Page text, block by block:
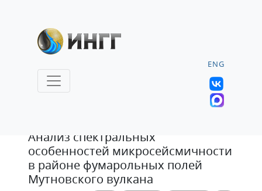
ENG
Анализ спектральных
особенностей микросейсмичности
в районе фумарольных полей
Мутновского вулкана